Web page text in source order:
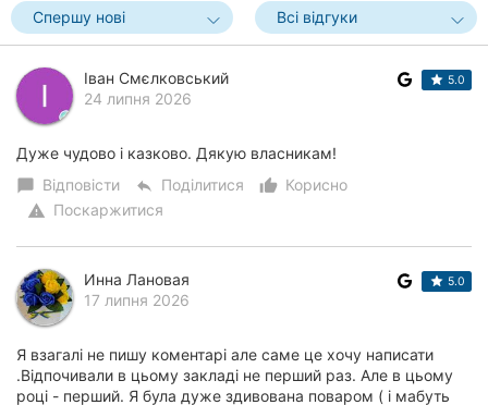
Спершу нові Всі відгуки
Іван Смєлковський
24 липня 2026
5.0
Дуже чудово і казково. Дякую власникам!
chat_bubble Відповісти reply Поділитися thumb_up_alt
Корисно
warning Поскаржитися
Инна Лановая
17 липня 2026
5.0
Я взагалі не пишу коментарі але саме це хочу написати
.Відпочивали в цьому закладі не перший раз. Але в цьому
році - перший. Я була дуже здивована поваром ( і мабуть